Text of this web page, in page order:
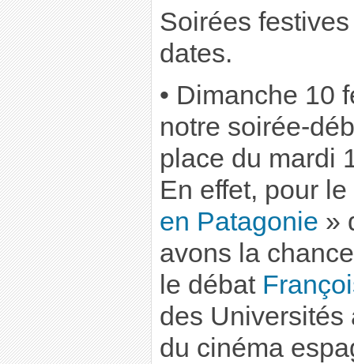
Soirées
dates.
• Dimanche 10
notre soirée-
place du mardi
En effet, pour
en Patagonie »
avons la
le débat
des Universités
du cinéma